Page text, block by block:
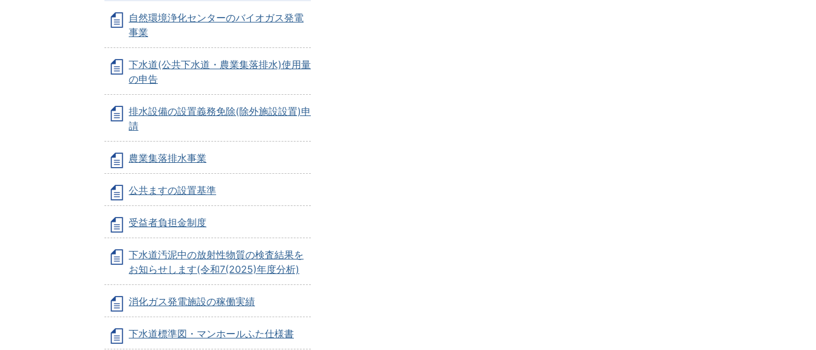
自然環境浄化センターのバイオガス発電
事業
下水道(公共下水道・農業集落排水)使用量
の申告
排水設備の設置義務免除(除外施設設置)申
請
農業集落排水事業
公共ますの設置基準
受益者負担金制度
下水道汚泥中の放射性物質の検査結果を
お知らせします(令和7(2025)年度分析)
消化ガス発電施設の稼働実績
下水道標準図・マンホールふた仕様書